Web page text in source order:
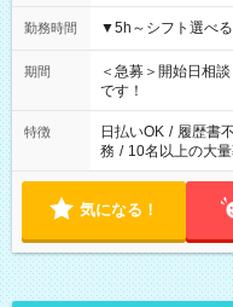
勤務時間
期間
＜急募＞開始日相
です！
特徴 日払いOK / 履歴書
務 / 10名以上の大
気になる！